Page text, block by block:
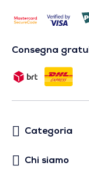
Consegna
Categoria
Chi siamo